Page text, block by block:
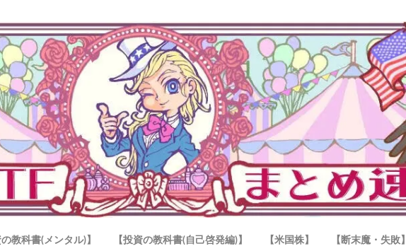
の教科書(メンタル)】 【投資の教科書(自己啓発編)】 【米国株】 【断末魔・失敗】